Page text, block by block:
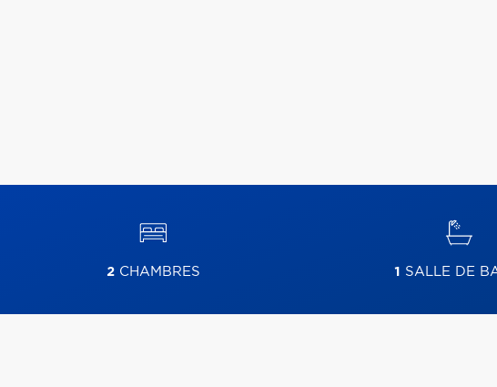
2CHAMBRES 1 SALLE DE